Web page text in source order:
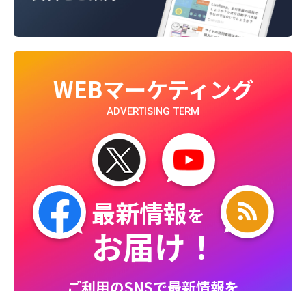
WEBマーケティング
ADVERTISING TERM
最新情報を
お届け！
ご利用のSNSで最新情報を